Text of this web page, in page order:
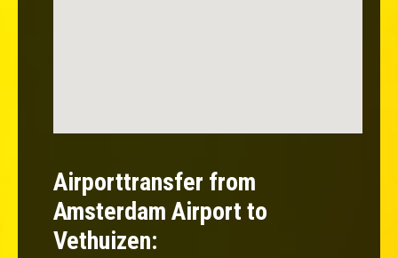
Airporttransfer from
Amsterdam Airport to
Vethuizen: